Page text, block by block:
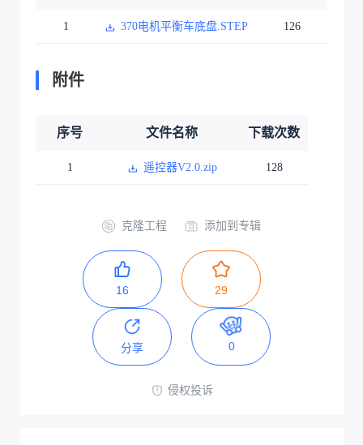
1 370电机平衡车底盘.STEP 126
附件
序号 文件名称 下载次数
1 遥控器V2.0.zip 128
克隆工程 添加到专辑
16 29
分享 0
侵权投诉